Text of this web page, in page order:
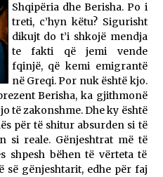
Atdheu
Çfarë shkruan
Mumin
Shqipëria dhe Berisha. Po i
treti, c’hyn këtu? Sigurisht
dikujt do t’i shkojë mendja
te fakti që jemi vende
fqinjë, që kemi emigrantë
në Greqi. Por nuk është kjo.
Berisha, ka gjithmonë
të zakonshme. Dhe ky është
për të shitur absurden si të
si reale. Gënjeshtrat më të
shpesh bëhen të vërteta të
së gënjeshtarit, edhe për faj